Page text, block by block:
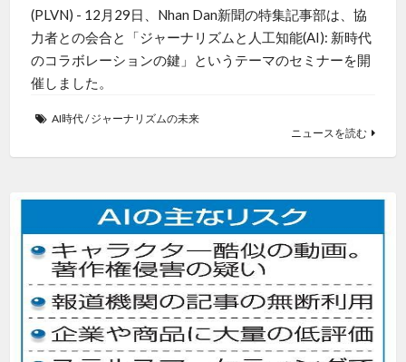
(PLVN) - 12月29日、Nhan Dan新聞の特集記事部は、協
力者との会合と「ジャーナリズムと人工知能(AI): 新時代
のコラボレーションの鍵」というテーマのセミナーを開
催しました。
AI時代/ジャーナリズムの未来
ニュースを読む